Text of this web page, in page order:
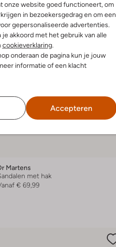
onze website goed functioneert, om
in bezoekersgedrag en om een
gepersonaliseerde advertenties.
akkoord met het gebruik van alle
cookieverklaring.
onderaan de pagina kun je jouw
informatie of een klacht
Accepteren
Martens
met hak
€ 69,99